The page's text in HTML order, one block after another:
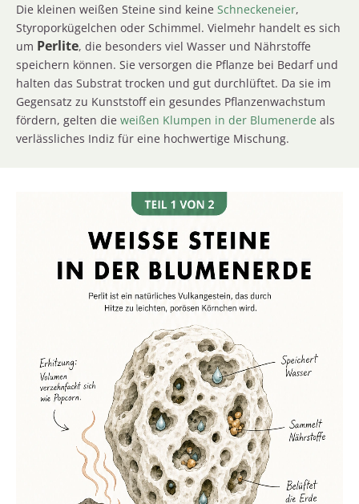
Die kleinen weißen Steine sind keine Schneckeneier,
Styroporkügelchen oder Schimmel. Vielmehr handelt es sich
um Perlite, die besonders viel Wasser und Nährstoffe
speichern können. Sie versorgen die Pflanze bei Bedarf und
halten das Substrat trocken und gut durchlüftet. Da sie im
Gegensatz zu Kunststoff ein gesundes Pflanzenwachstum
fördern, gelten die weißen Klumpen in der Blumenerde als
verlässliches Indiz für eine hochwertige Mischung.